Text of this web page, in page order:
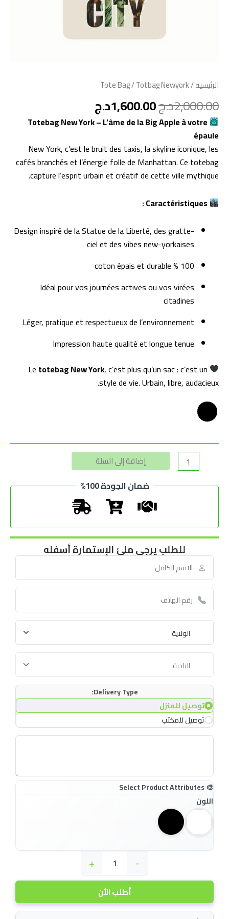
الرئيسية/
Tote Bag/ Totbag Newyork
2,000.00د.ج1,600.00د.ج
Totebag New York – L’âme de la Big Apple à votre
épaule
New York, c’est le bruit des taxis, la skyline iconique, les
cafés branchés et l’énergie folle de Manhattan. Ce totebag
capture l’esprit urbain et créatif de cette ville mythique.
Caractéristiques :
Design inspiré de la Statue de la Liberté, des gratte-
ciel et des vibes new-yorkaises
100 % coton épais et durable
Idéal pour vos journées actives ou vos virées
citadines
Léger, pratique et respectueux de l’environnement
Impression haute qualité et longue tenue
totebag New York, c’est plus qu’un sac : c’est un
style de vie. Urbain, libre, audacieux.
إضافة إلى السلة
ضمان الجودة 100%
للطلب يرجى ملئ الإستمارة أسفله
Delivery Type:
توصيل للمنزل
توصيل للمكتب
اللون
أطلب الأن
-
+